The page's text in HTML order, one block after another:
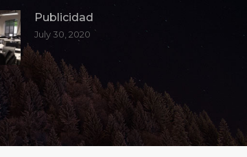
Publicidad
July 30, 2020